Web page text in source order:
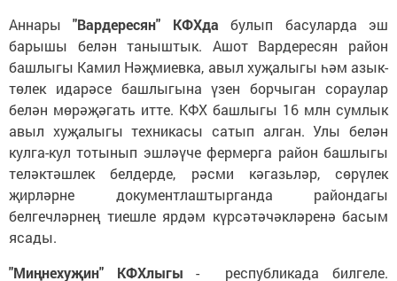
Аннары"Вардересян" КФХда булып басуларда эш
барышы белән таныштык. Ашот Вардересян район
башлыгы Камил Нәҗмиевка, авыл хуҗалыгы һәм азык-
төлек идарәсе башлыгына үзен борчыган сораулар
белән мөрәҗәгать итте. КФХ башлыгы 16 млн сумлык
авыл хуҗалыгы техникасы сатып алган. Улы белән
кулга-кул тотынып эшләүче фермерга район башлыгы
теләктәшлек белдерде, рәсми кәгазьләр, сөрүлек
җирләрне документлаштырганда райондагы
белгечләрнең тиешле ярдәм күрсәтәчәкләренә басым
ясады.
"Миңнехуҗин" КФХлыгы - республикада билгеле.